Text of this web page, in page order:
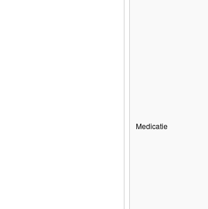
Medicatie